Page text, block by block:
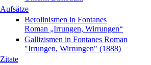
Aufsätze
Berolinismen in Fontanes
Roman „Irrungen, Wirrungen“
Gallizismen in Fontanes Roman
"Irrungen, Wirrungen" (1888)
Zitate